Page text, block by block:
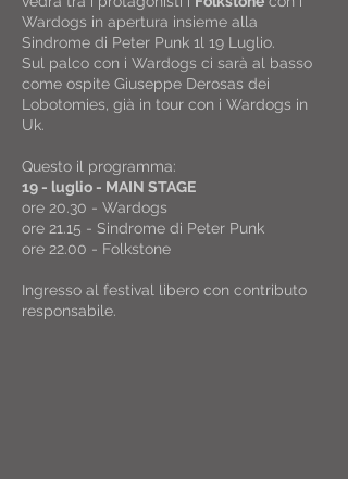
Wardogs in apertura insieme alla
Sindrome di Peter Punk 1l 19 Luglio.
Sul palco con i Wardogs ci sarà al basso
come ospite Giuseppe Derosas dei
Lobotomies, già in tour con i Wardogs in
Uk.​
Questo il programma:
19 - luglio - MAIN STAGE
ore 20.30 - Wardogs
ore 21.15 - Sindrome di Peter Punk
ore 22.00 - Folkstone
Ingresso al festival libero con contributo
responsabile.